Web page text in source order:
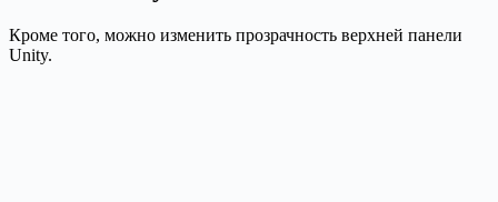
Кроме того, можно изменить прозрачность верхней панели
Unity.